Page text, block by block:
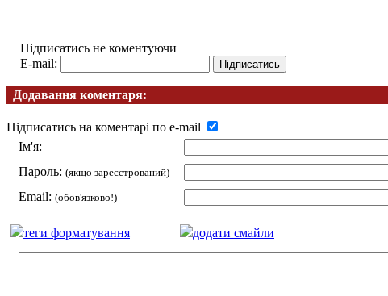
Підписатись не коментуючи
E-mail:
Додавання коментаря:
Підписатись на коментарі по e-mail
Ім'я:
Пароль: (якщо зареєстрований)
Email: (обов'язково!)
теги форматування додати смайли